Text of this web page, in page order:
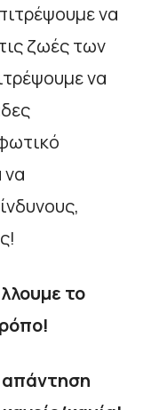
να
ζωές των
να
να
το
απάντηση